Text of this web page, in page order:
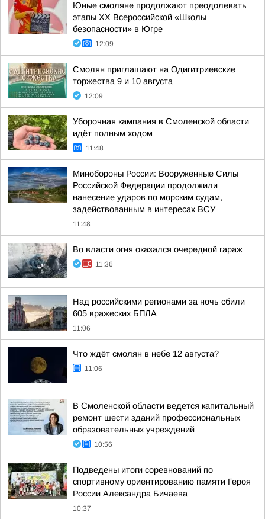
Юные смоляне продолжают преодолевать
этапы XX Всероссийской «Школы
безопасности» в Югре
12:09
Смолян приглашают на Одигитриевские
торжества 9 и 10 августа
12:09
Уборочная кампания в Смоленской области
идёт полным ходом
11:48
Минобороны России: Вооруженные Силы
Российской Федерации продолжили
нанесение ударов по морским судам,
задействованным в интересах ВСУ
11:48
Во власти огня оказался очередной гараж
11:36
Над российскими регионами за ночь сбили
605 вражеских БПЛА
11:06
Что ждёт смолян в небе 12 августа?
11:06
В Смоленской области ведется капитальный
ремонт шести зданий профессиональных
образовательных учреждений
10:56
Подведены итоги соревнований по
спортивному ориентированию памяти Героя
России Александра Бичаева
10:37